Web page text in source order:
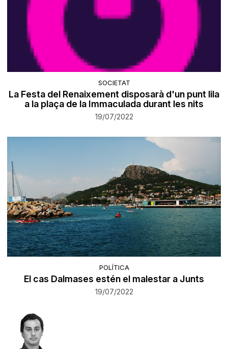
SOCIETAT
La Festa del Renaixement disposarà d'un punt lila
a la plaça de la Immaculada durant les nits
19/07/2022
POLÍTICA
El cas Dalmases estén el malestar a Junts
19/07/2022